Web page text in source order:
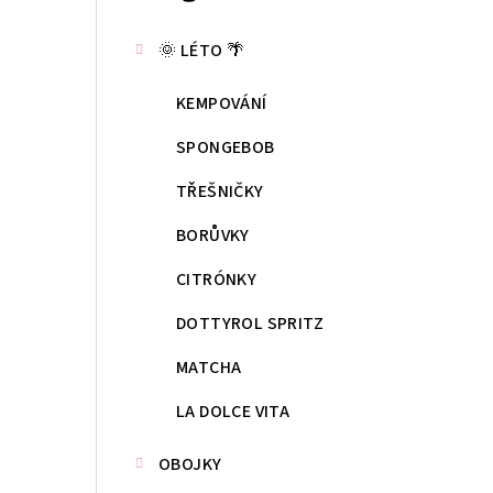
kategorie
🌞 LÉTO 🌴
KEMPOVÁNÍ
SPONGEBOB
TŘEŠNIČKY
BORŮVKY
CITRÓNKY
DOTTYROL SPRITZ
MATCHA
LA DOLCE VITA
OBOJKY